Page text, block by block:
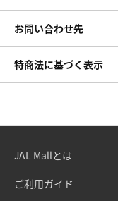
お問い合わせ先
特商法に基づく表示
JAL Mallとは
ご利用ガイド